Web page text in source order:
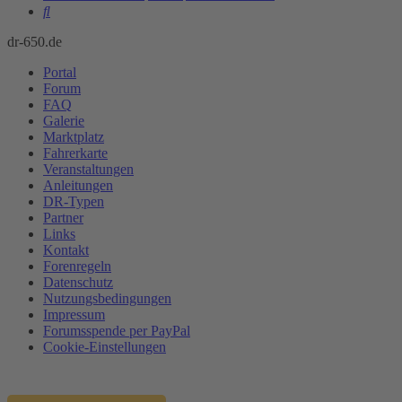
Suche
dr-650.de
Portal
Forum
FAQ
Galerie
Marktplatz
Fahrerkarte
Veranstaltungen
Anleitungen
DR-Typen
Partner
Links
Kontakt
Forenregeln
Datenschutz
Nutzungsbedingungen
Impressum
Forumsspende per PayPal
Cookie-Einstellungen